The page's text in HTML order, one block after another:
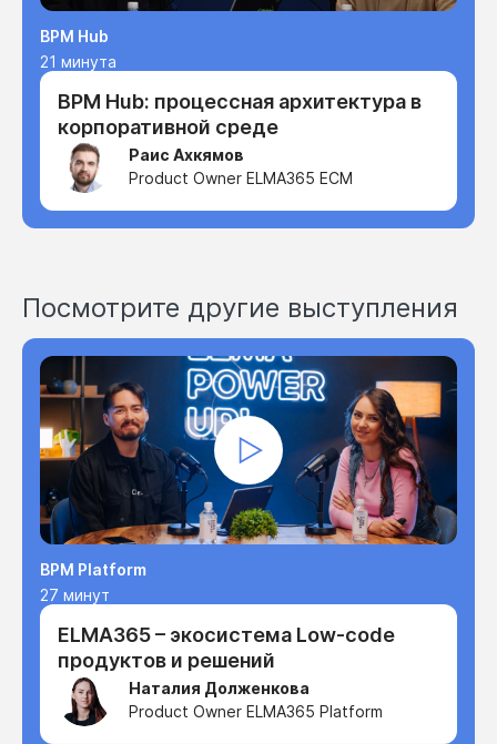
BPM Hub
21 минута
BPM Hub: процессная архитектура в
корпоративной среде
Раис Ахкямов
Product Owner ELMA365 ECM
Посмотрите другие выступления
BPM Platform
27 минут
ELMA365 – экосистема Low-code
продуктов и решений
Наталия Долженкова
Product Owner ELMA365 Platform